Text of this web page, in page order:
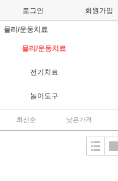
로그인 회원가입
물리/운동치료
물리/운동치료
전기치료
놀이도구
최신순 낮은가격